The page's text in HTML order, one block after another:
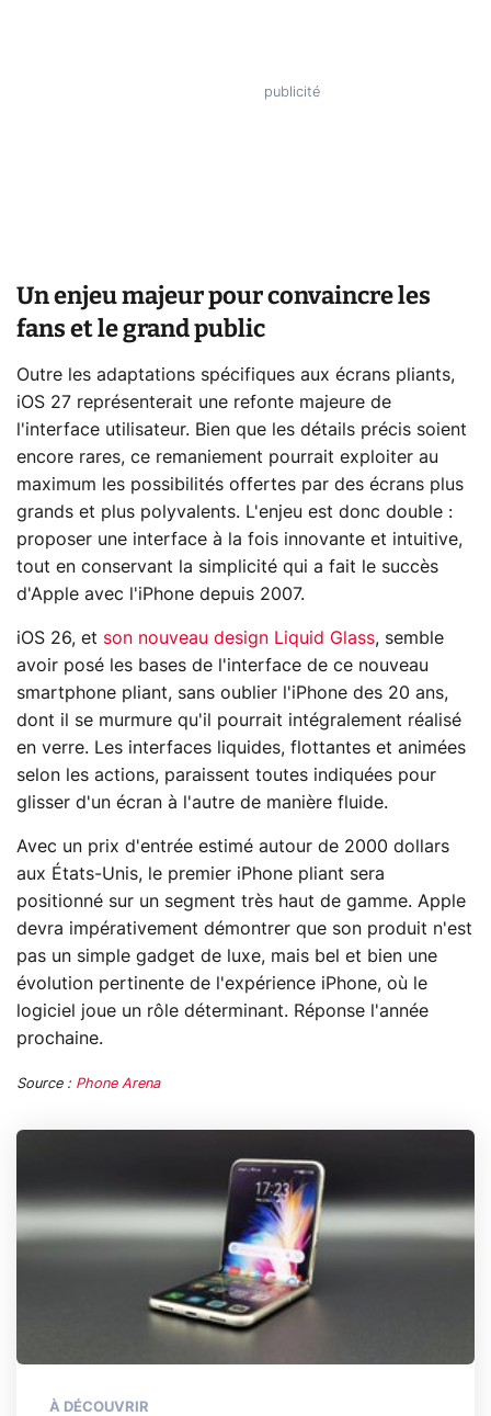
Un enjeu majeur pour convaincre les
fans et le grand public
Outre les adaptations spécifiques aux écrans pliants,
iOS 27 représenterait une refonte majeure de
l'interface utilisateur. Bien que les détails précis soient
encore rares, ce remaniement pourrait exploiter au
maximum les possibilités offertes par des écrans plus
grands et plus polyvalents. L'enjeu est donc double :
proposer une interface à la fois innovante et intuitive,
tout en conservant la simplicité qui a fait le succès
d'Apple avec l'iPhone depuis 2007.
iOS 26, et son nouveau design Liquid Glass, semble
avoir posé les bases de l'interface de ce nouveau
smartphone pliant, sans oublier l'iPhone des 20 ans,
dont il se murmure qu'il pourrait intégralement réalisé
en verre. Les interfaces liquides, flottantes et animées
selon les actions, paraissent toutes indiquées pour
glisser d'un écran à l'autre de manière fluide.
Avec un prix d'entrée estimé autour de 2000 dollars
aux États-Unis, le premier iPhone pliant sera
positionné sur un segment très haut de gamme. Apple
devra impérativement démontrer que son produit n'est
pas un simple gadget de luxe, mais bel et bien une
évolution pertinente de l'expérience iPhone, où le
logiciel joue un rôle déterminant. Réponse l'année
prochaine.
Source : Phone Arena
À DÉCOUVRIR